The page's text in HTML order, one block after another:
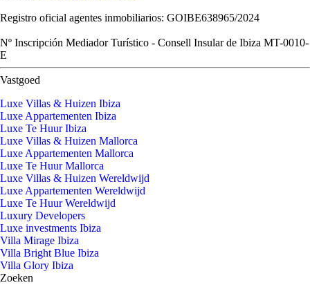
Registro oficial agentes inmobiliarios: GOIBE638965/2024
Nº Inscripción Mediador Turístico - Consell Insular de Ibiza MT-0010-
E
Vastgoed
Luxe Villas & Huizen Ibiza
Luxe Appartementen Ibiza
Luxe Te Huur Ibiza
Luxe Villas & Huizen Mallorca
Luxe Appartementen Mallorca
Luxe Te Huur Mallorca
Luxe Villas & Huizen Wereldwijd
Luxe Appartementen Wereldwijd
Luxe Te Huur Wereldwijd
Luxury Developers
Luxe investments Ibiza
Villa Mirage Ibiza
Villa Bright Blue Ibiza
Villa Glory Ibiza
Zoeken